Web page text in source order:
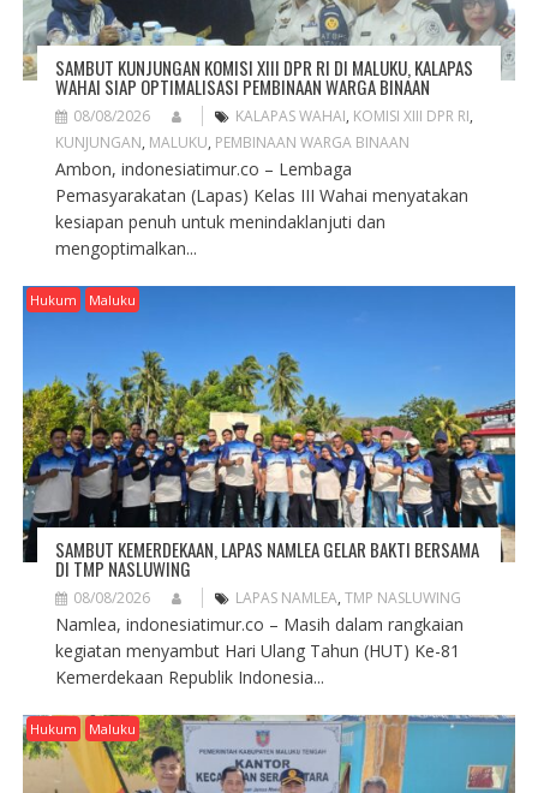
SAMBUT KUNJUNGAN KOMISI XIII DPR RI DI MALUKU, KALAPAS
WAHAI SIAP OPTIMALISASI PEMBINAAN WARGA BINAAN
08/08/2026 KALAPAS WAHAI, KOMISI XIII DPR RI,
KUNJUNGAN, MALUKU, PEMBINAAN WARGA BINAAN
Ambon, indonesiatimur.co – Lembaga
Pemasyarakatan (Lapas) Kelas III Wahai menyatakan
kesiapan penuh untuk menindaklanjuti dan
mengoptimalkan...
Hukum Maluku
SAMBUT KEMERDEKAAN, LAPAS NAMLEA GELAR BAKTI BERSAMA
DI TMP NASLUWING
08/08/2026 LAPAS NAMLEA, TMP NASLUWING
Namlea, indonesiatimur.co – Masih dalam rangkaian
kegiatan menyambut Hari Ulang Tahun (HUT) Ke-81
Kemerdekaan Republik Indonesia...
Hukum Maluku